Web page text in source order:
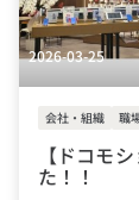
2026-03-25
会社・組織 職
【ドコモ
た！！